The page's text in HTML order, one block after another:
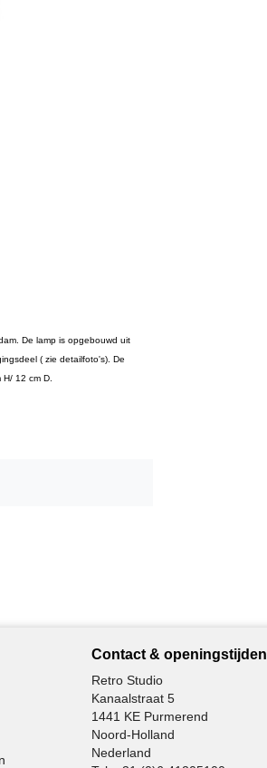
De lamp is opgebouwd uit
( zie detailfoto's). De
12 cm D.
Contact & openingstijden
Retro Studio
Kanaalstraat 5
1441 KE Purmerend
Noord-Holland
Nederland